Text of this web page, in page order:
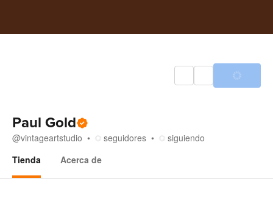
Paul Gold
@vintageartstudio seguidores
siguiendo
Tienda
Acerca de